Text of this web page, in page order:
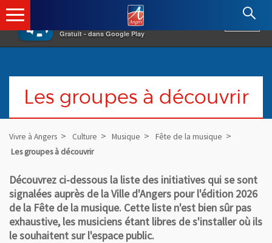
×
Gratuit - dans Google Play
Angers.fr : Retour à l'accueil
Les groupes à découvrir
Vivre à Angers Culture Musique
Fête de la musique
Les groupes à découvrir
Découvrez ci-dessous la liste des initiatives qui se sont
signalées auprès de la Ville d'Angers pour l'édition 2026
de la Fête de la musique. Cette liste n'est bien sûr pas
exhaustive, les musiciens étant libres de s'installer où ils
le souhaitent sur l'espace public.